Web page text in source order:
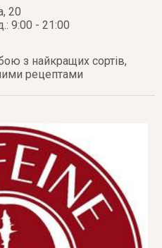
20
9:00 - 21:00
з найкращих сортів,
рецептами